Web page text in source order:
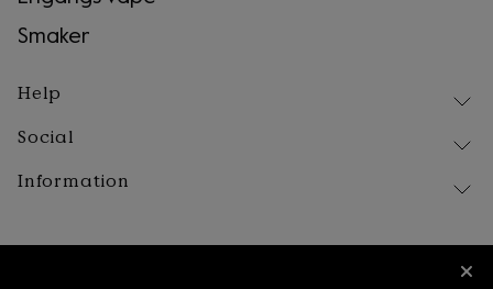
Smaker
Help
Leverans
Retur och reklamation
Om Vont
Social
Instagram
Information